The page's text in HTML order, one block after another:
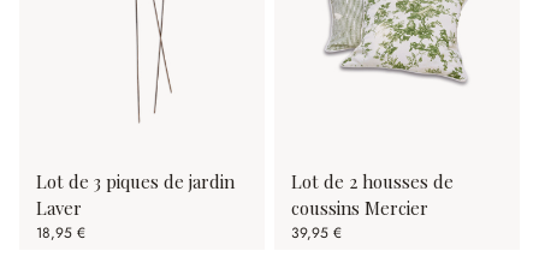
Lot de 3 piques de jardin
Laver
18,95 €
Lot de 2 housses de
coussins Mercier
39,95 €